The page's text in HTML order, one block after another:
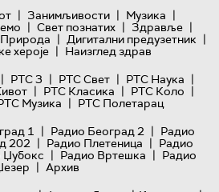
| Занимљивости | Музика |
| Свет познатих | Здравље |
Природа | Дигитални предузетник |
хероје | Наизглед здрав
| РТС 3 | РТС Свет | РТС Наука |
| РТС Класика | РТС Коло |
Музика | РТС Полетарац
1 | Радио Београд 2 | Радио
202 | Радио Плетеница | Радио
Џубокс | Радио Вртешка | Радио
| Архив